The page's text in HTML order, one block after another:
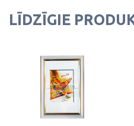
LĪDZĪGIE